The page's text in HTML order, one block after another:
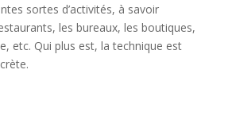
sortes d’activités, à savoir
les bureaux, les boutiques,
etc. Qui plus est, la technique est